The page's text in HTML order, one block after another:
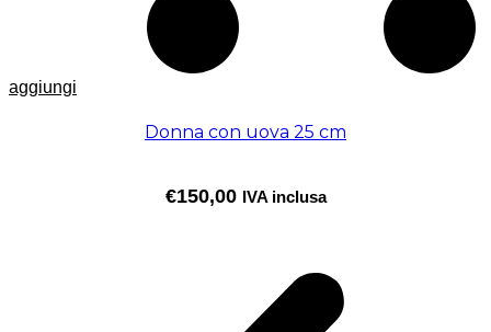
aggiungi
Donna con uova 25 cm
€150,00 IVA inclusa